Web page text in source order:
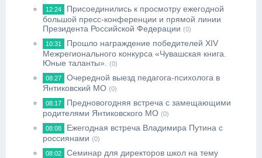
12:24
Присоединились к просмотру ежегодной
большой пресс-конференции и прямой линии
Президента Российской Федерации (0)
10:31
Прошло награждение победителей XIV
Межрегионального конкурса «Чувашская книга.
Юные таланты».
(0)
08:27
Очередной выезд педагога-психолога в
Янтиковский МО (0)
08:17
Предновогодняя встреча с замещающими
родителями Янтиковского МО (0)
08:08
Ежегодная встреча Владимира Путина с
россиянами (0)
08:02
Семинар для директоров школ на тему